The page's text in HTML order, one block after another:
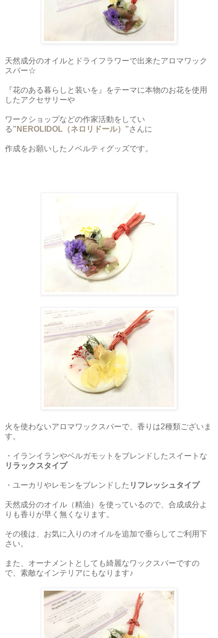
天然成分のオイルとドライフラワーで出来たアロマワック
スバー☆
『花のある暮らしと装いを』をテーマに本物のお花を使用
したアクセサリーや
ワークショップなどの作家活動をしてい
る”NEROLIDOL（ネロリドール）”さんに
作成をお願いしたノベルティグッズです。
火を使わないアロマワックスバーで、香りは2種類ございま
す。
・イランイランやベルガモットをブレンドしたスイートな
リラックスタイプ
・ユーカリやレモンをブレンドした リフレッシュタイプ
天然成分のオイル（精油）を使っているので、合成成分よ
りも香りが早く無くなります。
その後は、お気に入りのオイルを追加で垂らしてご利用下
さい。
また、オーナメントとしても綺麗なワックスバーですの
で、素敵なインテリアにもなります♪